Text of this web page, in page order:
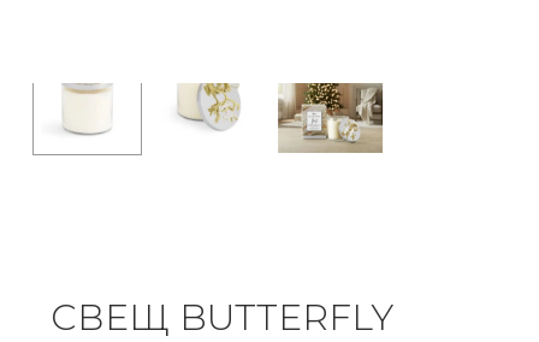
СВЕЩ BUTTERFLY